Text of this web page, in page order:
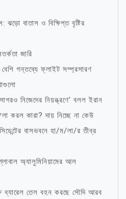
ঝড়ো বাতাস ও বিক্ষিপ্ত বৃষ্টির
জারি
গন্তব্যে ফ্লাইট সম্প্রসারণ
নিজেদের নিয়ন্ত্রণে’ বলল ইরান
করল কারা? দায় নিচ্ছে না কেউ
বাসভবনে হা/ম/লা/র তীব্র
অ্যালুমিনিয়ামের আল
ব্যারেল তেল বহন করছে সৌদি আরব